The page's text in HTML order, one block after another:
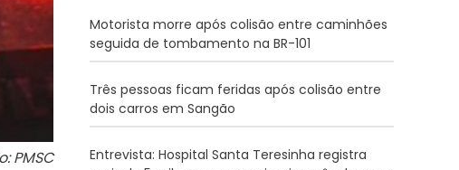
PMSC
Motorista morre após colisão entre caminhões
seguida de tombamento na BR-101
Três pessoas ficam feridas após colisão entre
dois carros em Sangão
Entrevista: Hospital Santa Teresinha registra